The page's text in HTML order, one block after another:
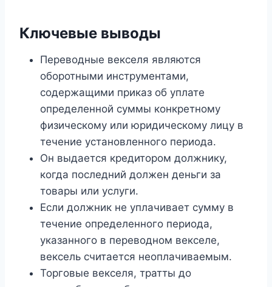
Ключевые выводы
Переводные векселя являются
оборотными инструментами,
содержащими приказ об уплате
определенной суммы конкретному
физическому или юридическому лицу в
течение установленного периода.
Он выдается кредитором должнику,
когда последний должен деньги за
товары или услуги.
Если должник не уплачивает сумму в
течение определенного периода,
указанного в переводном векселе,
вексель считается неоплачиваемым.
Торговые векселя, тратты до